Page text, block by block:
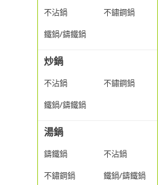
不沾鍋
不鏽鋼鍋
鐵鍋/鑄鐵鍋
炒鍋
不沾鍋
不鏽鋼鍋
鐵鍋/鑄鐵鍋
湯鍋
鑄鐵鍋
不沾鍋
不鏽鋼鍋
鐵鍋/鑄鐵鍋